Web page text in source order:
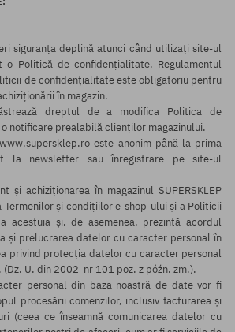
siguranța deplină atunci când utilizați site-ul
o Politică de confidențialitate. Regulamentul
de confidențialitate este obligatoriu pentru
în magazin.
dreptul de a modifica Politica de
notificare prealabilă clienților magazinului.
este anonim până la prima
la newsletter sau înregistrare pe site-ul
și achiziționarea în magazinul SUPERSKLEP
Termenilor și condițiilor e-shop-ului și a Politicii
acestuia și, de asemenea, prezintă acordul
și prelucrarea datelor cu caracter personal în
privind protecția datelor cu caracter personal
U. din 2002 nr 101 poz. z późn. zm.).
personal din baza noastră de date vor fi
procesării comenzilor, inclusiv facturarea și
(ceea ce înseamnă comunicarea datelor cu